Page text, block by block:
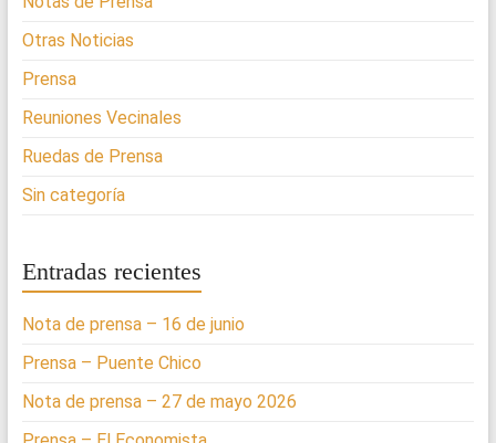
Otras Noticias
Prensa
Reuniones Vecinales
Ruedas de Prensa
Sin categoría
Entradas recientes
Nota de prensa – 16 de junio
Prensa – Puente Chico
Nota de prensa – 27 de mayo 2026